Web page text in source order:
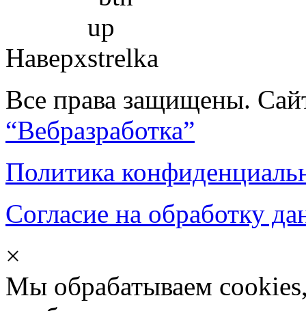
Наверх
Все права защищены.
“Вебразработка”
Политика
Согласие на обработку
×
Мы обрабатываем